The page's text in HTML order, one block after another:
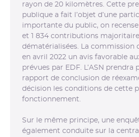
rayon de 20 kilomètres. Cette
publique a fait l’objet d’une
importante du public, on
et 1 834 contributions
dématérialisées. La commission
en avril 2022 un avis favorable
prévues par EDF. L’ASN prendra
rapport de conclusion de
décision les conditions de cette
fonctionnement.
Sur le même principe, une
également conduite sur la